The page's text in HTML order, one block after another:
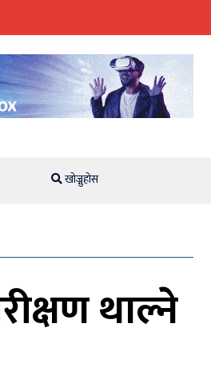
खोज्नुहोस
थाल्ने